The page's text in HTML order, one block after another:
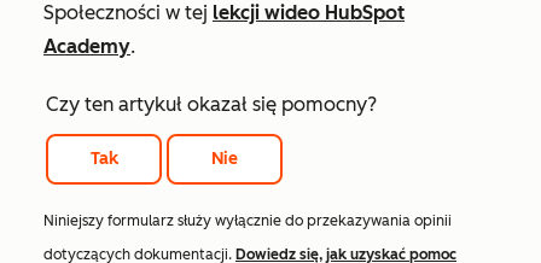
Społeczności w tej lekcji wideo HubSpot
Academy.
Czy ten artykuł okazał się pomocny?
Tak Nie
Niniejszy formularz służy wyłącznie do przekazywania opinii
dotyczących dokumentacji. Dowiedz się, jak uzyskać pomoc